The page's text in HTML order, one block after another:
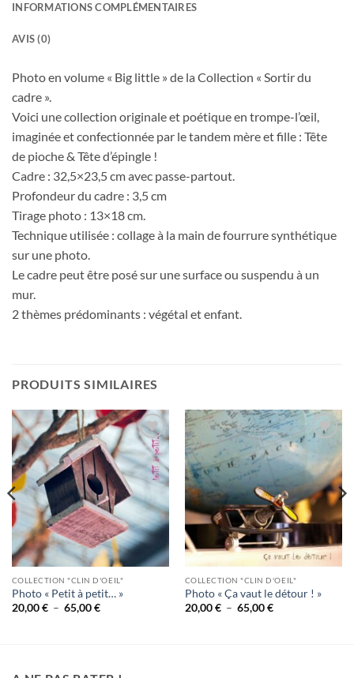
INFORMATIONS COMPLÉMENTAIRES
AVIS (0)
Photo en volume « Big little » de la Collection « Sortir du
cadre ».
Voici une collection originale et poétique en trompe-l’œil,
imaginée et confectionnée par le tandem mère et fille : Tête
de pioche & Tête d’épingle !
Cadre : 32,5×23,5 cm avec passe-partout.
Profondeur du cadre : 3,5 cm
Tirage photo : 13×18 cm.
Technique utilisée : collage à la main de fourrure synthétique
sur une photo.
Le cadre peut être posé sur une surface ou suspendu à un
mur.
2 thèmes prédominants : végétal et enfant.
PRODUITS SIMILAIRES
Ajouter
à la
wishlist
COLLECTION "CLIN D'OEIL"
Photo « Petit à petit… »
20,00€ – 65,00€Plage
Ajouter
wishlist
COLLECTION "CLIN D'OEIL"
Photo « Ça vaut le détour ! »
20,00€ – 65,00€Plage